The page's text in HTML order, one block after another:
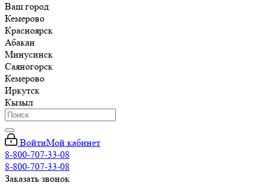
Ваш город
Кемерово
Красноярск
Абакан
Минусинск
Саяногорск
Кемерово
Иркутск
Кызыл
ВойтиМой кабинет
8-800-707-33-08
8-800-707-33-08
Заказать звонок